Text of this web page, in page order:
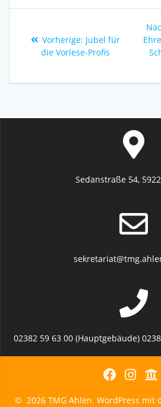
Vorherige: Jubel für
die Vorlese-Profis
Sedanstraße 54,
02382 59 63 00 (Hauptgebäude)
© 2026 TMG Ahlen. WordPress mit